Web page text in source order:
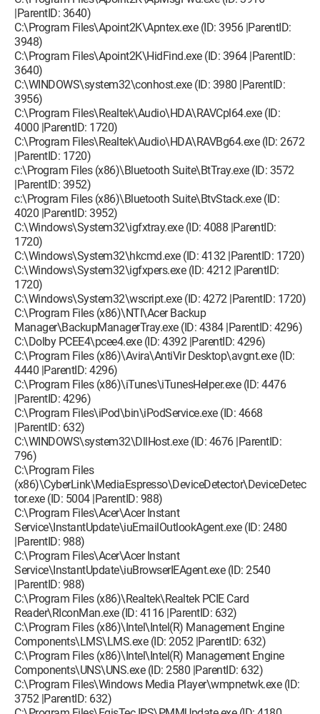
|ParentID: 3640)
C:\Program Files\Apoint2K\Apntex.exe (ID: 3956 |ParentID:
3948)
C:\Program Files\Apoint2K\HidFind.exe (ID: 3964 |ParentID:
3640)
C:\WINDOWS\system32\conhost.exe (ID: 3980 |ParentID:
3956)
C:\Program Files\Realtek\Audio\HDA\RAVCpl64.exe (ID:
4000 |ParentID: 1720)
C:\Program Files\Realtek\Audio\HDA\RAVBg64.exe (ID: 2672
|ParentID: 1720)
c:\Program Files (x86)\Bluetooth Suite\BtTray.exe (ID: 3572
|ParentID: 3952)
c:\Program Files (x86)\Bluetooth Suite\BtvStack.exe (ID:
4020 |ParentID: 3952)
C:\Windows\System32\igfxtray.exe (ID: 4088 |ParentID:
1720)
C:\Windows\System32\hkcmd.exe (ID: 4132 |ParentID: 1720)
C:\Windows\System32\igfxpers.exe (ID: 4212 |ParentID:
1720)
C:\Windows\System32\wscript.exe (ID: 4272 |ParentID: 1720)
C:\Program Files (x86)\NTI\Acer Backup
Manager\BackupManagerTray.exe (ID: 4384 |ParentID: 4296)
C:\Dolby PCEE4\pcee4.exe (ID: 4392 |ParentID: 4296)
C:\Program Files (x86)\Avira\AntiVir Desktop\avgnt.exe (ID:
4440 |ParentID: 4296)
C:\Program Files (x86)\iTunes\iTunesHelper.exe (ID: 4476
|ParentID: 4296)
C:\Program Files\iPod\bin\iPodService.exe (ID: 4668
|ParentID: 632)
C:\WINDOWS\system32\DllHost.exe (ID: 4676 |ParentID:
796)
C:\Program Files
(x86)\CyberLink\MediaEspresso\DeviceDetector\DeviceDetec
tor.exe (ID: 5004 |ParentID: 988)
C:\Program Files\Acer\Acer Instant
Service\InstantUpdate\iuEmailOutlookAgent.exe (ID: 2480
|ParentID: 988)
C:\Program Files\Acer\Acer Instant
Service\InstantUpdate\iuBrowserIEAgent.exe (ID: 2540
|ParentID: 988)
C:\Program Files (x86)\Realtek\Realtek PCIE Card
Reader\RIconMan.exe (ID: 4116 |ParentID: 632)
C:\Program Files (x86)\Intel\Intel(R) Management Engine
Components\LMS\LMS.exe (ID: 2052 |ParentID: 632)
C:\Program Files (x86)\Intel\Intel(R) Management Engine
Components\UNS\UNS.exe (ID: 2580 |ParentID: 632)
C:\Program Files\Windows Media Player\wmpnetwk.exe (ID:
3752 |ParentID: 632)